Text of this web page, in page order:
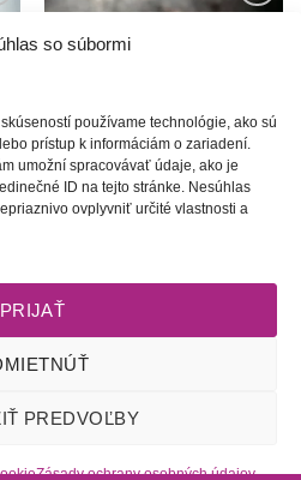
so súbormi
používame technológie, ako sú
prístup k informáciám o zariadení.
umožní spracovávať údaje, ako je
ID na tejto stránke. Nesúhlas
ovplyvniť určité vlastnosti a
PRIJAŤ
PREDVOĽBY
Zásady ochrany osobných údajov
l Starostlivosť o šperky
Art, Všetky práva vyhradené